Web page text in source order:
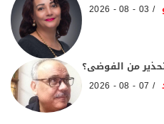
03 - 08 - 2026
من الفوضى؟
07 - 08 - 2026